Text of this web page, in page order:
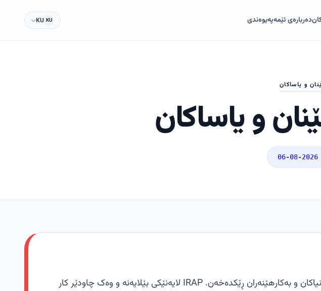
دەربارەی ئێمەپەیوەندی KU
KU
و یاساکان
و یاساکان
2026-08-06
ئەم مەرجانە پەیوەندی نێوان IRAP و کۆمپانیاکان و بەکارهێنەران ڕێکدەخەن. IRAP لایەنێکی بێلایەنە و وەک چاودێر کار